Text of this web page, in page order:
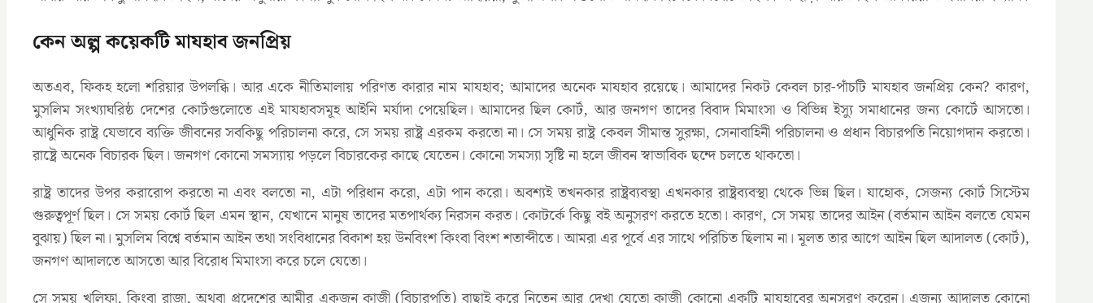
কেন অল্প কয়েকটি মাযহাব জনপ্রিয়
অতএব, ফিকহ হলো শরিয়ার উপলব্ধি। আর একে নীতিমালায় পরিণত কারার নাম মাযহাব; আমাদের অনেক মাযহাব রয়েছে। আমাদের নিকট কেবল চার-পাঁচটি মাযহাব জনপ্রিয় কেন? কারণ,
মুসলিম সংখ্যাঘরিষ্ঠ দেশের কোর্টগুলোতে এই মাযহাবসমূহ আইনি মর্যাদা পেয়েছিল। আমাদের ছিল কোর্ট, আর জনগণ তাদের বিবাদ মিমাংসা ও বিভিন্ন ইস্যু সমাধানের জন্য কোর্টে আসতো।
আধুনিক রাষ্ট্র যেভাবে ব্যক্তি জীবনের সবকিছু পরিচালনা করে, সে সময় রাষ্ট্র এরকম করতো না। সে সময় রাষ্ট্র কেবল সীমান্ত সুরক্ষা, সেনাবাহিনী পরিচালনা ও প্রধান বিচারপতি নিয়োগদান করতো।
রাষ্ট্রে অনেক বিচারক ছিল। জনগণ কোনো সমস্যায় পড়লে বিচারকের কাছে যেতেন। কোনো সমস্যা সৃষ্টি না হলে জীবন স্বাভাবিক ছন্দে চলতে থাকতো।
রাষ্ট্র তাদের উপর করারোপ করতো না এবং বলতো না, এটা পরিধান করো, এটা পান করো। অবশ্যই তখনকার রাষ্ট্রব্যবস্থা এখনকার রাষ্ট্রব্যবস্থা থেকে ভিন্ন ছিল। যাহোক, সেজন্য কোর্ট সিস্টেম
গুরুত্বপূর্ণ ছিল। সে সময় কোর্ট ছিল এমন স্থান, যেখানে মানুষ তাদের মতপার্থক্য নিরসন করত। কোটর্কে কিছু বই অনুসরণ করতে হতো। কারণ, সে সময় তাদের আইন (বর্তমান আইন বলতে যেমন
বুঝায়) ছিল না। মুসলিম বিশ্বে বর্তমান আইন তথা সংবিধানের বিকাশ হয় উনবিংশ কিংবা বিংশ শতাব্দীতে। আমরা এর পূর্বে এর সাথে পরিচিত ছিলাম না। মূলত তার আগে আইন ছিল আদালত (কোর্ট),
জনগণ আদালতে আসতো আর বিরোধ মিমাংসা করে চলে যেতো।